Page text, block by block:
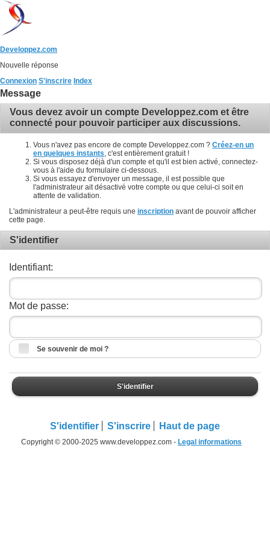
Developpez.com
Nouvelle réponse
Connexion S'inscrire Index
Message
Vous devez avoir un compte Developpez.com et être
connecté pour pouvoir participer aux discussions.
Vous n'avez pas encore de compte Developpez.com ? Créez-en un
en quelques instants , c'est entièrement gratuit !
Si vous disposez déjà d'un compte et qu'il est bien activé, connectez-
vous à l'aide du formulaire ci-dessous.
Si vous essayez d'envoyer un message, il est possible que
l'administrateur ait désactivé votre compte ou que celui-ci soit en
attente de validation.
L'administrateur a peut-être requis une inscription avant de pouvoir afficher
cette page.
S'identifier
Identifiant:
Mot de passe:
Se souvenir de moi ?
S'identifier
S'identifier S'inscrire Haut de page
Copyright © 2000-2025 www.developpez.com - Legal informations